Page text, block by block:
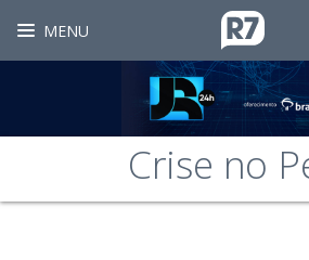
MENU
Crise no